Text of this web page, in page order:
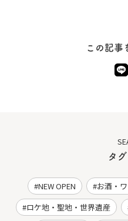
この記事
タ
NEW OPEN お酒・
ロケ地・聖地・世界遺産